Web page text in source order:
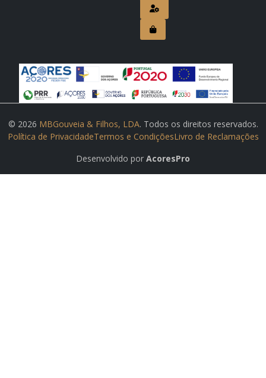
© 2026 MBGouveia & Filhos, LDA. Todos os direitos reservados.
Política de PrivacidadeTermos e CondiçõesLivro de Reclamações
Desenvolvido por AcoresPro